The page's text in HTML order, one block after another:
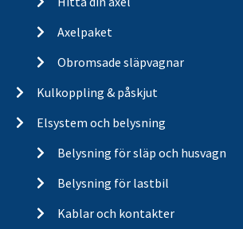
Axelpaket
Obromsade släpvagnar
Kulkoppling & påskjut
Elsystem och belysning
Belysning för släp och husvagn
Belysning för lastbil
Kablar och kontakter